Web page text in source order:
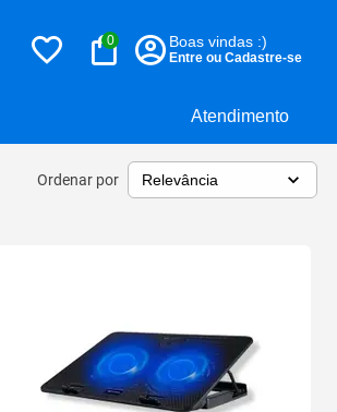
Atendimento
0 Boas vindas :)
Entre ou Cadastre-se
Ordenar por